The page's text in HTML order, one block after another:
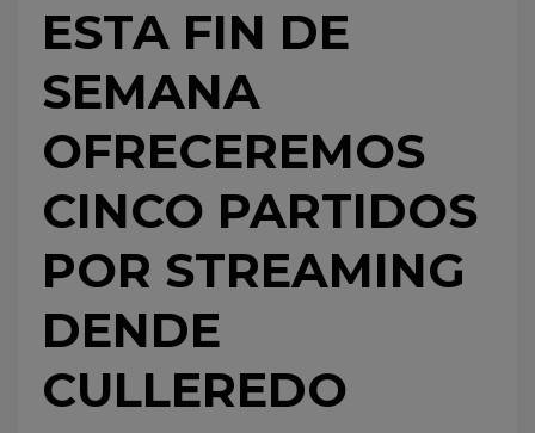
ESTA FIN DE
SEMANA
OFRECEREMOS
CINCO PARTIDOS
POR STREAMING
DENDE
CULLEREDO